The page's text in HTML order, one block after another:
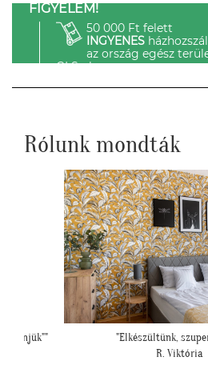
FIGYELEM!
50 000 Ft felett
INGYENES
az ország egész
GLS-el.
Rólunk mondták
"Csodálatos a fotótapéta még
gondoltam!"